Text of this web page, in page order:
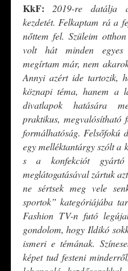
KkF:
2019-re datálja
kezdetét. Felkaptam rá a
nőttem fel. Szüleim
volt hát minden egyes
megírtam már, nem
Annyi azért ide tartozik,
köznapi téma, hanem a
divatlapok hatására
praktikus,
formálhatóság. Felsőfokú
egy melléktantárgy szólt a
s a konfekciót
meglátogatásával zártuk
ne sértsek meg vele
sportok” kategóriájába
Fashion TV-n futó
gondolom, hogy Ildikó
ismeri e témának.
képet tud festeni